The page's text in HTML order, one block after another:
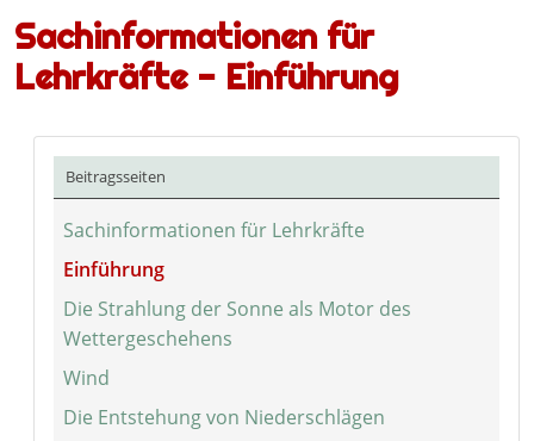
Sachinformationen für
Lehrkräfte - Einführung
Beitragsseiten
Sachinformationen für Lehrkräfte
Einführung
Die Strahlung der Sonne als Motor des
Wettergeschehens
Wind
Die Entstehung von Niederschlägen